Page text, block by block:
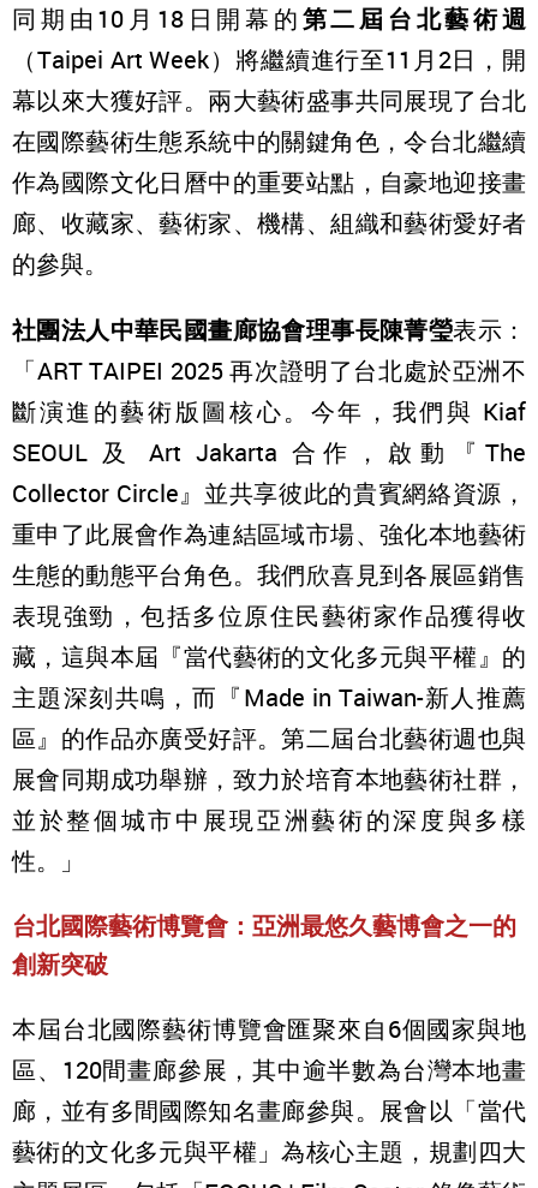
同期由10月18日開幕的第二屆台北藝術週
（Taipei Art Week）將繼續進行至11月2日，開
幕以來大獲好評。兩大藝術盛事共同展現了台北
在國際藝術生態系統中的關鍵角色，令台北繼續
作為國際文化日曆中的重要站點，自豪地迎接畫
廊、收藏家、藝術家、機構、組織和藝術愛好者
的參與。
社團法人中華民國畫廊協會理事長陳菁瑩表示：
「ART TAIPEI 2025 再次證明了台北處於亞洲不
斷演進的藝術版圖核心。今年，我們與 Kiaf
SEOUL 及 Art Jakarta 合作，啟動『The
Collector Circle』並共享彼此的貴賓網絡資源，
重申了此展會作為連結區域市場、強化本地藝術
生態的動態平台角色。我們欣喜見到各展區銷售
表現強勁，包括多位原住民藝術家作品獲得收
藏，這與本屆『當代藝術的文化多元與平權』的
主題深刻共鳴，而『Made in Taiwan-新人推薦
區』的作品亦廣受好評。第二屆台北藝術週也與
展會同期成功舉辦，致力於培育本地藝術社群，
並於整個城市中展現亞洲藝術的深度與多樣
性。」
台北國際藝術博覽會：亞洲最悠久藝博會之一的
創新突破
本屆台北國際藝術博覽會匯聚來自6個國家與地
區、120間畫廊參展，其中逾半數為台灣本地畫
廊，並有多間國際知名畫廊參與。展會以「當代
藝術的文化多元與平權」為核心主題，規劃四大